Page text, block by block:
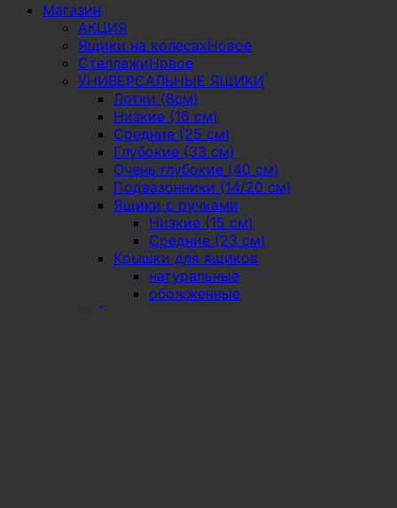
Магазин
АКЦИЯ
Ящики на колесах
Стеллажи
УНИВЕРСАЛЬНЫЕ ЯЩИКИ
Лотки (8см)
Низкие (16 см)
Средние (25 см)
Глубокие (33 см)
Очень глубокие (40 см)
Подвазонники (14/20 см)
Ящики с ручками
Низкие (15 см)
Средние (23 см)
Крышки для ящиков
натуральные
обожженные
Наборы ящиков